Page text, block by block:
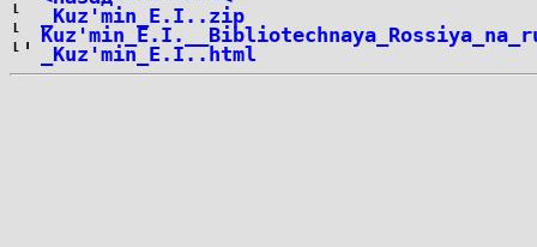
_Kuz'min_E.I..zip
_Kuz'min_E.I..html